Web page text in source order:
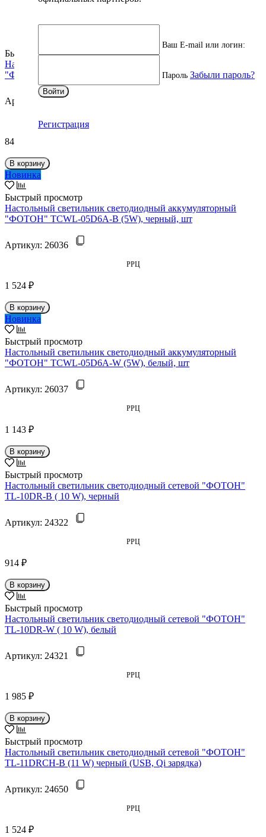
Быстрый просмотр
Настольный светильник светодиодный аккумуляторный
"ФОТОН" CL-05D4A-B ( 5 W), черный
Артикул:24326
843 ₽
В корзину
Новинка
Быстрый просмотр
Настольный светильник светодиодный аккумуляторный
"ФОТОН" TCWL-05D6A-B (5W), черный, шт
Артикул: 26036
РРЦ
1 524 ₽
В корзину
Новинка
Быстрый просмотр
Настольный светильник светодиодный аккумуляторный
"ФОТОН" TCWL-05D6A-W (5W), белый, шт
Артикул: 26037
РРЦ
1 143 ₽
В корзину
Быстрый просмотр
Настольный светильник светодиодный сетевой "ФОТОН"
TL-10DR-B ( 10 W), черный
Артикул: 24322
РРЦ
914 ₽
В корзину
Быстрый просмотр
Настольный светильник светодиодный сетевой "ФОТОН"
TL-10DR-W ( 10 W), белый
Артикул: 24321
РРЦ
1 985 ₽
В корзину
Быстрый просмотр
Настольный светильник светодиодный сетевой "ФОТОН"
TL-11DRCH-B (11 W) черный (USB, Qi зарядка)
Артикул: 24650
РРЦ
1 524 ₽
Ваш E-mail или логин:
Пароль Забыли пароль?
Войти
Регистрация